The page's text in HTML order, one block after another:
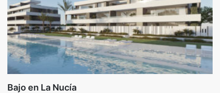
Bajo en La Nucía